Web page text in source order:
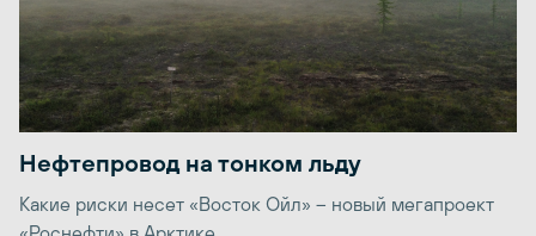
Нефтепровод на тонком льду
Какие риски несет «Восток Ойл» – новый мегапроект